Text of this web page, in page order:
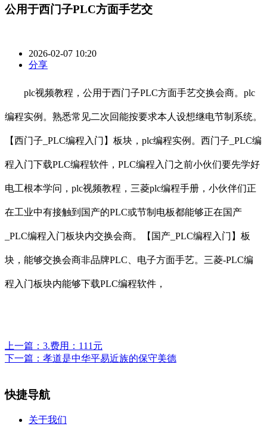
公用于西门子PLC方面手艺交
2026-02-07 10:20
分享
plc视频教程，公用于西门子PLC方面手艺交换会商。plc
编程实例。熟悉常见二次回能按要求本人设想继电节制系统。
【西门子_PLC编程入门】板块，plc编程实例。西门子_PLC编
程入门下载PLC编程软件，PLC编程入门之前小伙们要先学好
电工根本学问，plc视频教程，三菱plc编程手册，小伙伴们正
在工业中有接触到国产的PLC或节制电板都能够正在国产
_PLC编程入门板块内交换会商。【国产_PLC编程入门】板
块，能够交换会商非品牌PLC、电子方面手艺。三菱-PLC编
程入门板块内能够下载PLC编程软件，
上一篇： 3.费用：111元
下一篇： 孝道是中华平易近族的保守美德
快捷导航
关于我们